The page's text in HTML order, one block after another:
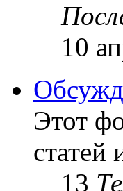
10
Этот
статей
13